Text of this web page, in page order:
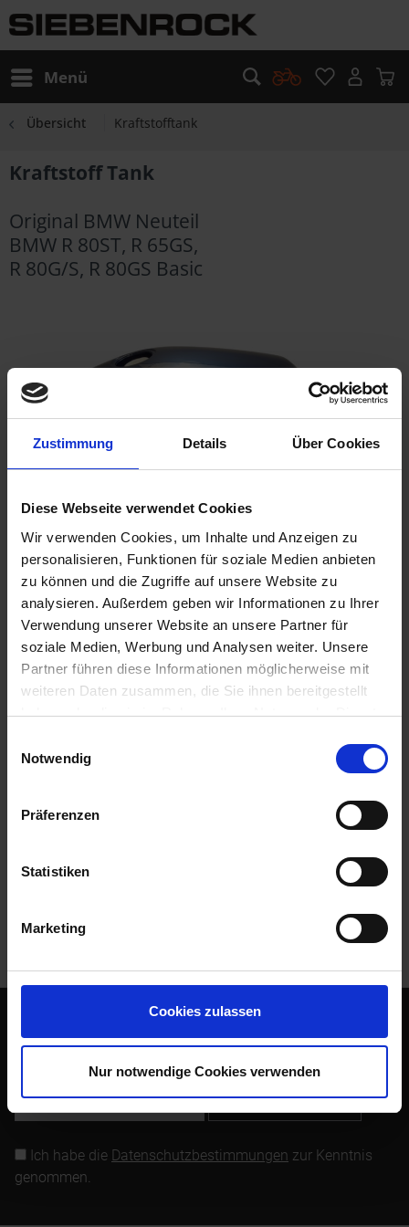
Zustimmung Details Über Cookies
Diese Webseite verwendet Cookies
Wir verwenden Cookies, um Inhalte und Anzeigen zu
personalisieren, Funktionen für soziale Medien anbieten
zu können und die Zugriffe auf unsere Website zu
analysieren. Außerdem geben wir Informationen zu Ihrer
Verwendung unserer Website an unsere Partner für
soziale Medien, Werbung und Analysen weiter. Unsere
Partner führen diese Informationen möglicherweise mit
weiteren Daten zusammen, die Sie ihnen bereitgestellt
haben oder die sie im Rahmen Ihrer Nutzung der Dienste
Cookies, wenn Sie unsere Webseite weiterhin nutzen.
Notwendig
Präferenzen
Statistiken
Marketing
Cookies zulassen
Nur notwendige Cookies verwenden
Menü
Übersicht Kraftstofftank
Kraftstoff Tank
Original BMW Neuteil
BMW R 80ST, R 65GS,
R 80G/S, R 80GS Basic
990,00 €
inkl. ges. USt.,zzgl. Versandkosten
Sofort versandfertig, Lieferzeit ca. 2-4 Werktage innerhalb
Deutschlands
In den Warenkorb
Merken Bewerten
Neuer Altbestand. Original BMW Neuteil. Dieser Artikel ist
Bewertungen
Abonnieren Sie den kostenlosen Newsletter und verpassen
Ich habe die Datenschutzbestimmungen zur Kenntnis
genommen.